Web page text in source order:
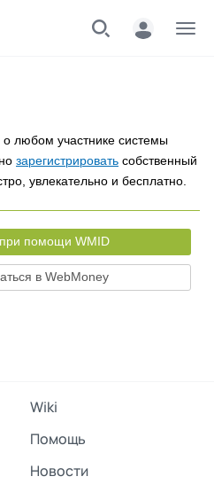
любом участнике системы
зарегистрировать собственный
увлекательно и бесплатно.
помощи WMID
в WebMoney
Wiki
Помощь
Новости